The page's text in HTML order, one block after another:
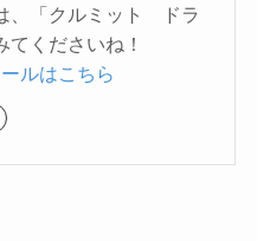
、「クルミット ドラ
てくださいね！
ルはこちら